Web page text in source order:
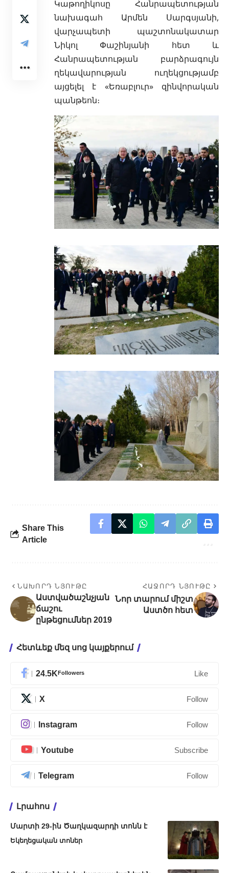
Կաթողիկոսը Հանրապետության
նախագահ Արմեն Սարգսյանի,
վարչապետի պաշտոնակատար
Նիկոլ Փաշինյանի հետ և
Հանրապետության բարձրագույն
ղեկավարության ուղեկցությամբ
այցելել է «Եռաբլուր» զինվորական
պանթեոն։
Share This
Article
ՆԱԽՈՐԴ ՆՅՈՒԹԸ
Աստվածաշնչյան
ճաշու
ընթեցումներ 2019
ՀԱՋՈՐԴ ՆՅՈՒԹԸ
Նոր տարում միշտ
Աստծո հետ
Հետևեք մեզ սոց կայքերում
24.5KFollowers Like
X Follow
Instagram Follow
Youtube Subscribe
Telegram Follow
Լրահոս
Մարտի 29-ին Ծաղկազարդի տոնն է
Եկեղեցական տոներ